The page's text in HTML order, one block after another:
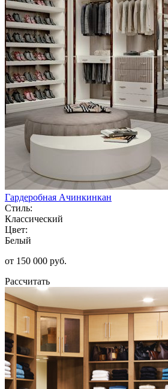
Гардеробная Ачинкинкан
Стиль:
Классический
Цвет:
Белый
от 150 000 руб.
Рассчитать